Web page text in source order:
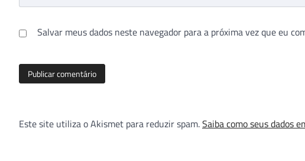
Salvar meus dados neste navegador para a próxima vez que eu
Este site utiliza o Akismet para reduzir spam.Saiba como seus dados